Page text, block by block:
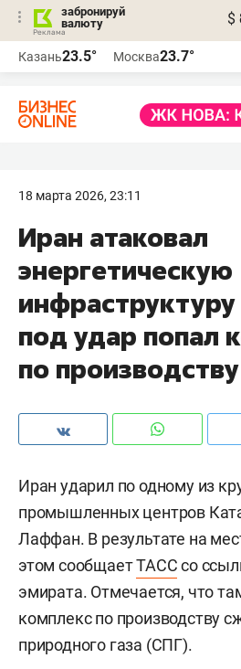
забронируй
валюту
$
Казань23.5° Москва23.7°
18 марта 2026, 23:11
Иран атаковал
энергетическую
под удар попал
по
Иран ударил по одному из
промышленных центров
Лаффан. В результате на
этом сообщаетТАССсо
эмирата. Отмечается, что
комплекс по производству
природного газа (СПГ).